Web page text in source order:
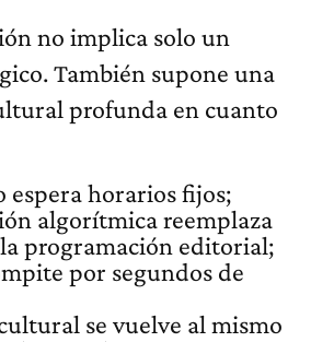
no implica solo un
También supone una
profunda en cuanto
espera horarios fijos;
algorítmica reemplaza
programación editorial;
por segundos de
se vuelve al mismo